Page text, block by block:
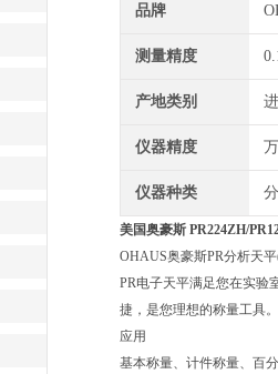
品牌
测量精度
产地类别
仪器精度
仪器种类
美国奥豪斯 PR224ZH/
OHAUS奥豪斯PR分析天
PR电子天平满足您在实验
捷，是您理想的称量工具。
应用
基本称量、计件称量、百